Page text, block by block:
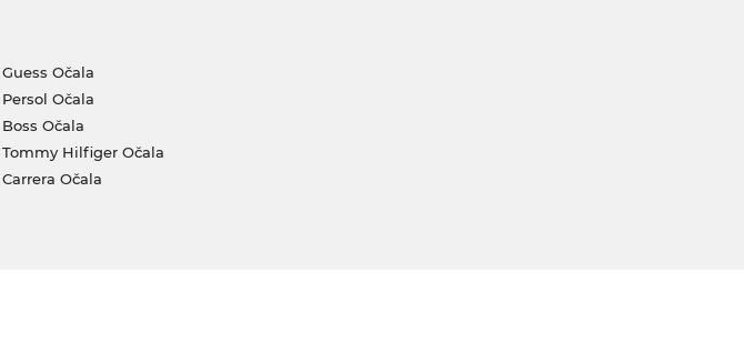
Guess Očala
Persol Očala
Boss Očala
Tommy Hilfiger Očala
Carrera Očala